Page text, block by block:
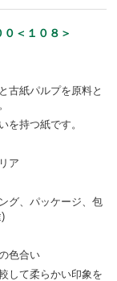
＜１０８＞
古紙パルプを原料と
を持つ紙です。
ア
グ、パッケージ、包
色合い
して柔らかい印象を